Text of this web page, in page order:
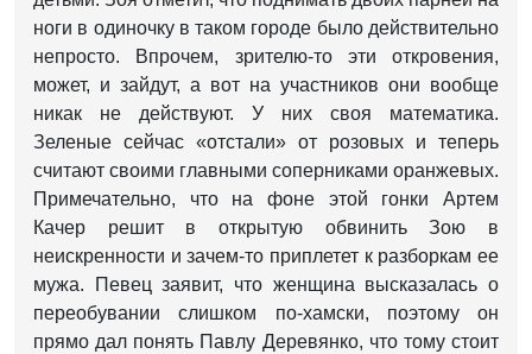
ноги в одиночку в таком городе было действительно
непросто. Впрочем, зрителю-то эти откровения,
может, и зайдут, а вот на участников они вообще
никак не действуют. У них своя математика.
Зеленые сейчас «отстали» от розовых и теперь
считают своими главными соперниками оранжевых.
Примечательно, что на фоне этой гонки Артем
Качер решит в открытую обвинить Зою в
неискренности и зачем-то приплетет к разборкам ее
мужа. Певец заявит, что женщина высказалась о
переобувании слишком по-хамски, поэтому он
прямо дал понять Павлу Деревянко, что тому стоит